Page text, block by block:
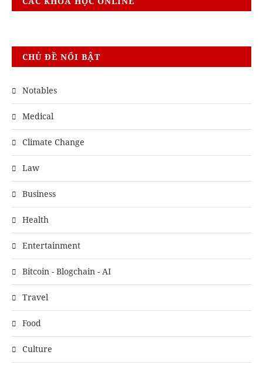
CHỦ ĐỀ NỔI BẬT
Notables
Medical
Climate Change
Law
Business
Health
Entertainment
Bitcoin - Blogchain - AI
Travel
Food
Culture